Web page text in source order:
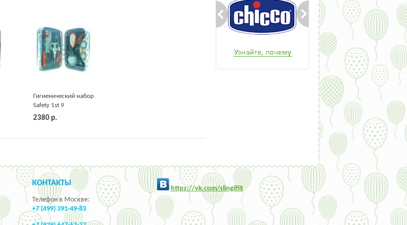
Гигиенический набор
Safety 1st 9
предметов
2380 р.
КОНТАКТЫ
Телефон в Москве:
+7 (499) 391-49-83
https://vk.com/slingifilt